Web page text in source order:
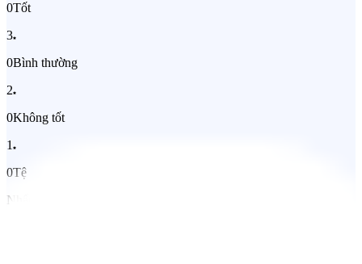
0Tốt
3
0Bình thường
2
0Không tốt
1
0Tệ
Nhấn vào đây để nhận xét về sản phẩm